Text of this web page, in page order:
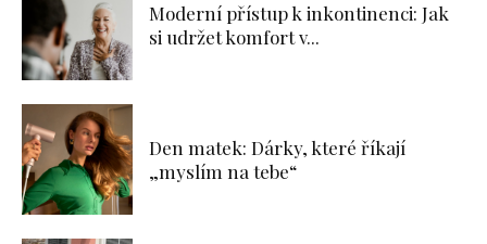
Moderní přístup k inkontinenci: Jak
si udržet komfort v...
Den matek: Dárky, které říkají
„myslím na tebe“